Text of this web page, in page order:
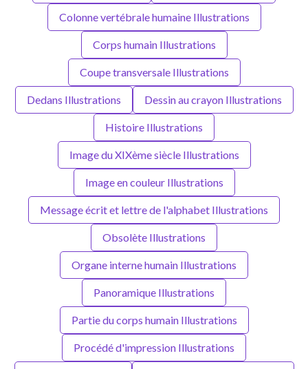
Colonne vertébrale humaine Illustrations
Corps humain Illustrations
Coupe transversale Illustrations
Dedans Illustrations Dessin au crayon Illustrations
Histoire Illustrations
Image du XIXème siècle Illustrations
Image en couleur Illustrations
Message écrit et lettre de l'alphabet Illustrations
Obsolète Illustrations
Organe interne humain Illustrations
Panoramique Illustrations
Partie du corps humain Illustrations
Procédé d'impression Illustrations